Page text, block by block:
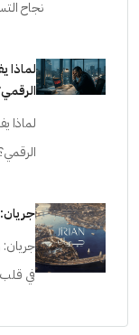
نجاح
جريان:
جريان:
في